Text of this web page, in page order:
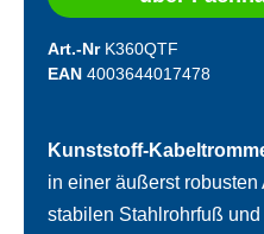
Art.-Nr K360QTF
EAN 4003644017478
Kunststoff-
in einer äußerst
stabilen Stahlrohrfuß